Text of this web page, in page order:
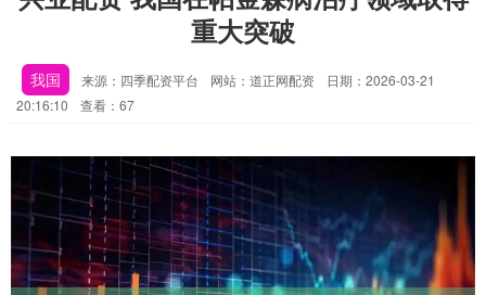
重大突破
我国 来源：四季配资平台 网站：道正网配资
日期：2026-03-21
20:16:10
查看：67